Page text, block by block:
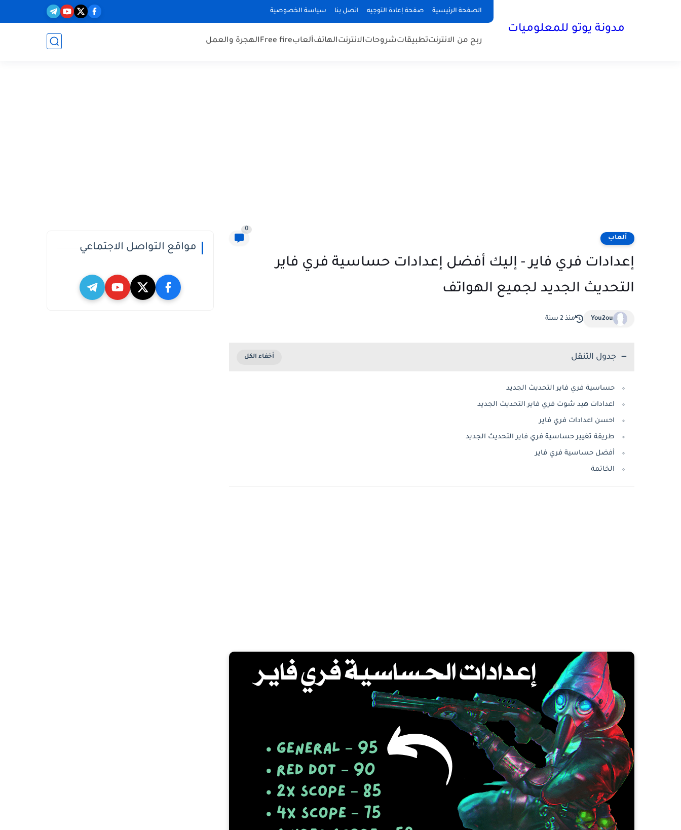
الصفحة الرئيسية صفحة إعادة التوجيه اتصل بنا سياسة الخصوصية
مدونة يوتو للمعلوميات
ربح من الانترنتتطبيقاتشروحاتالانترنتالهاتفألعابFree fireالهجرة والعمل
ألعاب
0
إعدادات فري فاير - إليك أفضل إعدادات حساسية فري فاير
التحديث الجديد لجميع الهواتف
You2ou منذ 2 سنة
جدول التنقل
حساسية فري فاير التحديث الجديد
اعدادات هيد شوت فري فاير التحديث الجديد
احسن اعدادات فري فاير
طريقة تغيير حساسية فري فاير التحديث الجديد
أفضل حساسية فري فاير
الخاتمة
مواقع التواصل الاجتماعي